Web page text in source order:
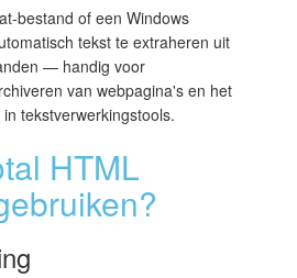
bestand of een Windows
tekst te extraheren uit
— handig voor
van webpagina's en het
tekstverwerkingstools.
HTML